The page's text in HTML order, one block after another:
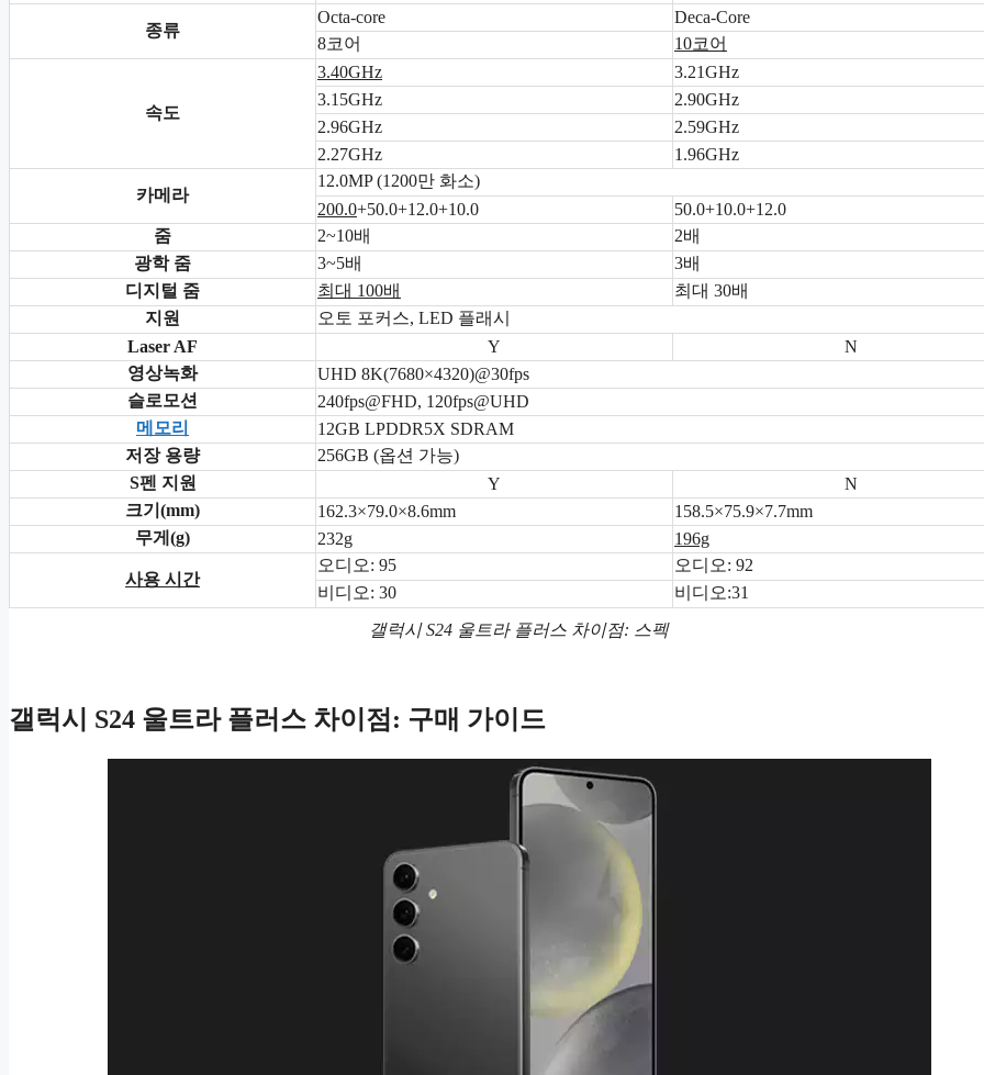
갤럭시 S24 울트라 플러스 차이점: 스펙
종류
Octa-core
Deca-Core
8코어
10코어
속도
3.40GHz
3.21GHz
3.15GHz
2.90GHz
2.96GHz
2.59GHz
2.27GHz
1.96GHz
카메라
12.0MP (1200만 화소)
200.0+50.0+12.0+10.0
50.0+10.0+12.0
줌
2~10배
2배
광학 줌
3~5배
3배
디지털 줌
최대 100배
최대 30배
지원
오토 포커스, LED 플래시
Laser AF
Y
N
영상녹화
UHD 8K(7680×4320)@30fps
슬로모션
240fps@FHD, 120fps@UHD
메모리
12GB LPDDR5X SDRAM
저장 용량
256GB (옵션 가능)
S펜 지원
Y
N
크기(mm)
162.3×79.0×8.6mm
158.5×75.9×7.7mm
무게(g)
232g 196g
사용 시간
오디오: 95
오디오: 92
비디오: 30
비디오:31
갤럭시 S24 울트라 플러스 차이점: 구매 가이드